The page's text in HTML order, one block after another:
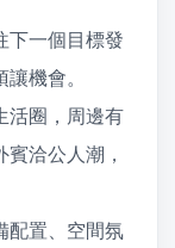
下一個目標發
機會。
活圈，周邊有
洽公人潮，
配置、空間氛